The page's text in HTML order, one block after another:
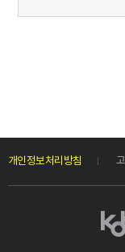
개인정보처리방침